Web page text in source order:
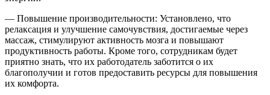
— Повышение производительности: Установлено, что
релаксация и улучшение самочувствия, достигаемые через
массаж, стимулируют активность мозга и повышают
продуктивность работы. Кроме того, сотрудникам будет
приятно знать, что их работодатель заботится о их
благополучии и готов предоставить ресурсы для повышения
их комфорта.